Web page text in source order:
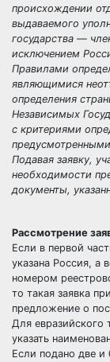
происхождении
выдаваемого
государства —
исключением
Правилами
являющимися
определения
Независимых
с критериями
Подавая заявку,
необходимости
документы,
Рассмотрение
Если в первой
указана Россия, а
номером
то такая заявка
предложение о
Для евразийского
указать
Если подано две и